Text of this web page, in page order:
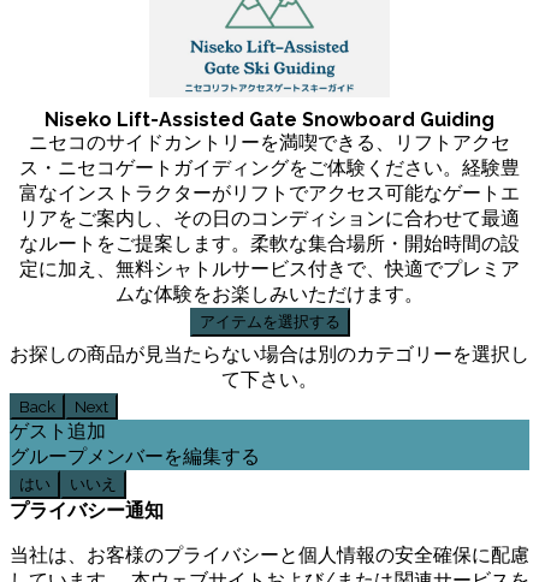
Niseko Lift-Assisted Gate Snowboard Guiding
ニセコのサイドカントリーを満喫できる、リフトアクセ
ス・ニセコゲートガイディングをご体験ください。経験豊
富なインストラクターがリフトでアクセス可能なゲートエ
リアをご案内し、その日のコンディションに合わせて最適
なルートをご提案します。柔軟な集合場所・開始時間の設
定に加え、無料シャトルサービス付きで、快適でプレミア
ムな体験をお楽しみいただけます。
アイテムを選択する
お探しの商品が見当たらない場合は別のカテゴリーを選択し
て下さい。
Back Next
ゲスト追加
グループメンバーを編集する
はい いいえ
プライバシー通知
当社は、お客様のプライバシーと個人情報の安全確保に配慮